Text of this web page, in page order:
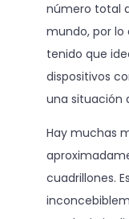
número total
mundo, por lo
tenido que
dispositivos
una situación
Hay muchas
cuadrillones.